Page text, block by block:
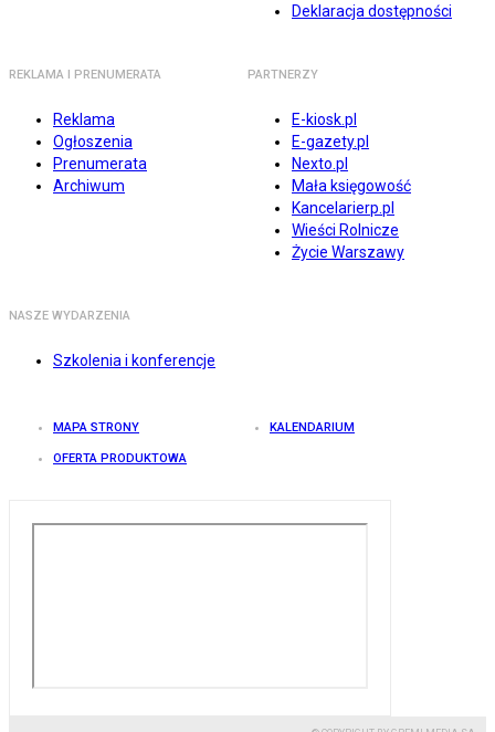
Deklaracja dostępności
REKLAMA I PRENUMERATA
Reklama
Ogłoszenia
Prenumerata
Archiwum
PARTNERZY
E-kiosk.pl
E-gazety.pl
Nexto.pl
Mała księgowość
Kancelarierp.pl
Wieści Rolnicze
Życie Warszawy
NASZE WYDARZENIA
Szkolenia i konferencje
MAPA STRONY KALENDARIUM
OFERTA PRODUKTOWA